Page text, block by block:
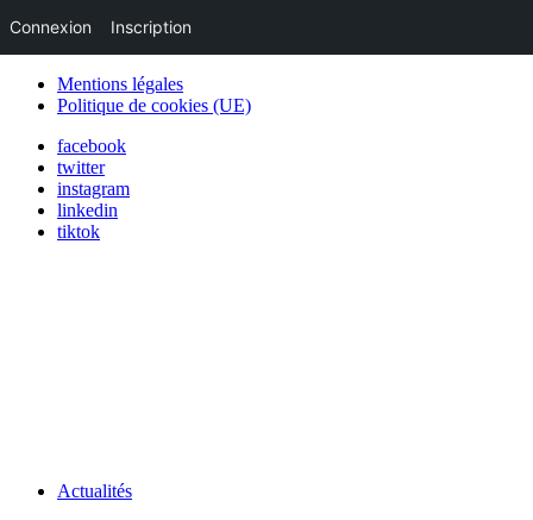
Mentions légales
Politique de cookies (UE)
facebook
twitter
instagram
linkedin
tiktok
Actualités
Connexion Inscription